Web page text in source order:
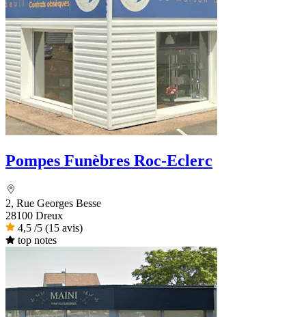
Pompes Funèbres Roc-Eclerc
2, Rue Georges Besse
28100 Dreux
4,5 /5 (15 avis)
top notes